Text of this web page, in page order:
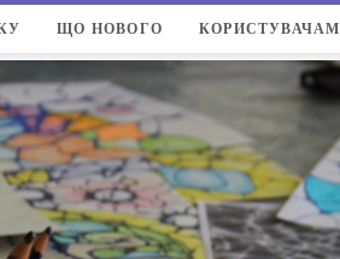
ЩО НОВОГО КОРИСТУВАЧАМ